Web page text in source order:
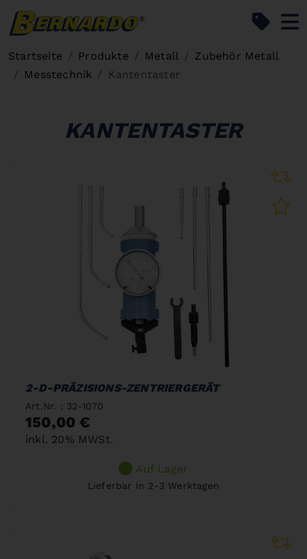
Startseite Produkte Metall
Zubehör Metall
Messtechnik
Kantentaster
KANTENTASTER
2-D-PRÄZISIONS-ZENTRIERGERÄT
Art.Nr. : 32-1070
150,00 €
inkl. 20% MWSt.
Auf Lager
Lieferbar in 2-3 Werktagen